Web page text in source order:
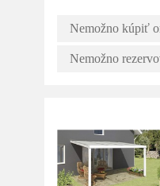
Nemožno kúpiť
Nemožno